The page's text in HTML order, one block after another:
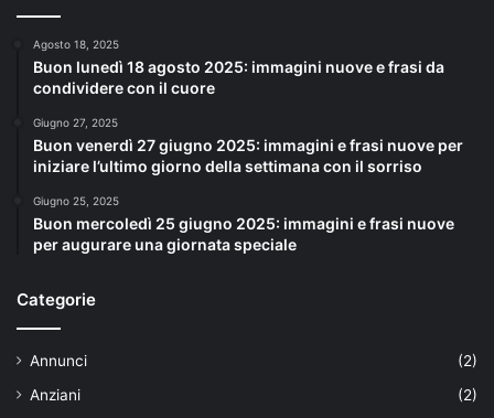
Agosto 18, 2025
Buon lunedì 18 agosto 2025: immagini nuove e frasi da
condividere con il cuore
Giugno 27, 2025
Buon venerdì 27 giugno 2025: immagini e frasi nuove per
iniziare l’ultimo giorno della settimana con il sorriso
Giugno 25, 2025
Buon mercoledì 25 giugno 2025: immagini e frasi nuove
per augurare una giornata speciale
Categorie
Annunci
(2)
Anziani
(2)